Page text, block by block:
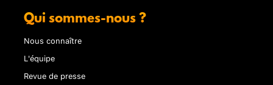
Qui sommes-nous ?
Nous connaître
L'équipe
Revue de presse